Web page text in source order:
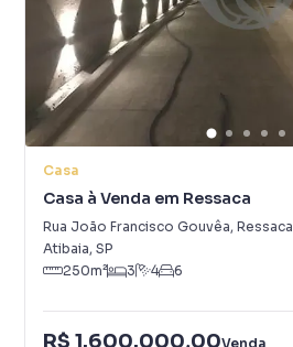
Casa
Casa à Venda em Ressaca
Rua João Francisco Gouvêa, Ressaca
Atibaia, SP
250m² 3 4 6
R$ 1.600.000,00Venda